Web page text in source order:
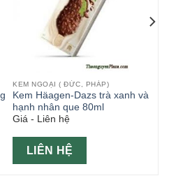
KEM NGOẠI ( ĐỨC, PHÁP)
Kem Häagen-Dazs trà xanh và
hạnh nhân que 80ml
Giá - Liên hệ
LIÊN HỆ